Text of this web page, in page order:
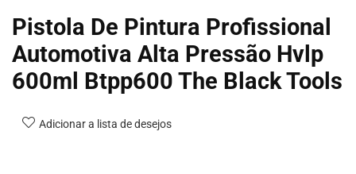
Pistola De Pintura Profissional
Automotiva Alta Pressão Hvlp
600ml Btpp600 The Black Tools
Adicionar a lista de desejos